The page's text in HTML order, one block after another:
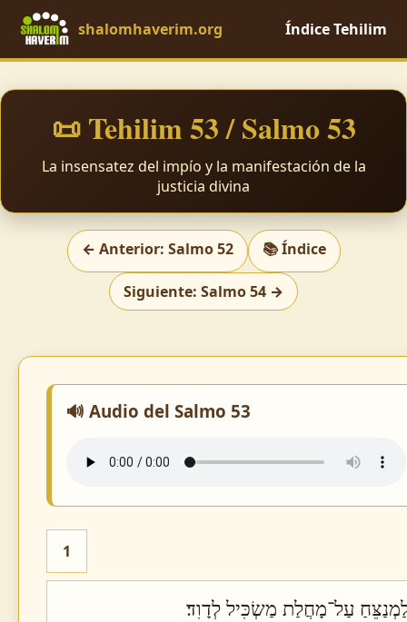
shalomhaverim.org Índice Tehilim
📜 Tehilim 53 / Salmo 53
La insensatez del impío y la manifestación de la
justicia divina
← Anterior: Salmo 52 📚 Índice
Siguiente: Salmo 54 →
🔊 Audio del Salmo 53
1
עַל־מָחֲלַת מַשְׂכִּיל לְדָוִד׃